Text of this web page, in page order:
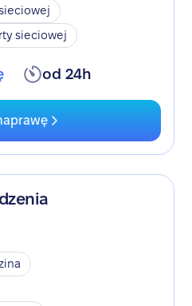
sieciowej
od 24h